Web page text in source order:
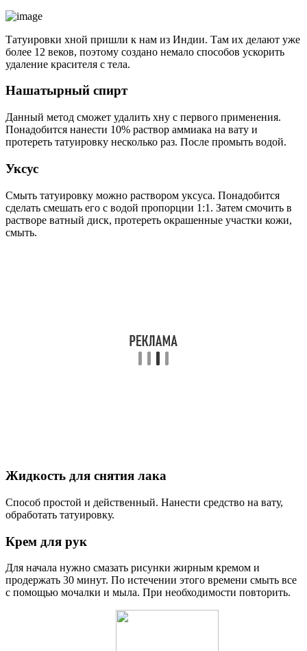
Татуировки хной пришли к нам из Индии. Там их делают уже
более 12 веков, поэтому создано немало способов ускорить
удаление красителя с тела.
Нашатырный спирт
Данный метод сможет удалить хну с первого применения.
Понадобится нанести 10% раствор аммиака на вату и
протереть татуировку несколько раз. После промыть водой.
Уксус
Смыть татуировку можно раствором уксуса. Понадобится
сделать смешать его с водой пропорции 1:1. Затем смочить в
растворе ватный диск, протереть окрашенные участки кожи,
смыть.
Жидкость для снятия лака
Способ простой и действенный. Нанести средство на вату,
обработать татуировку.
Крем для рук
Для начала нужно смазать рисунки жирным кремом и
продержать 30 минут. По истечении этого времени смыть все
с помощью мочалки и мыла. При необходимости повторить.